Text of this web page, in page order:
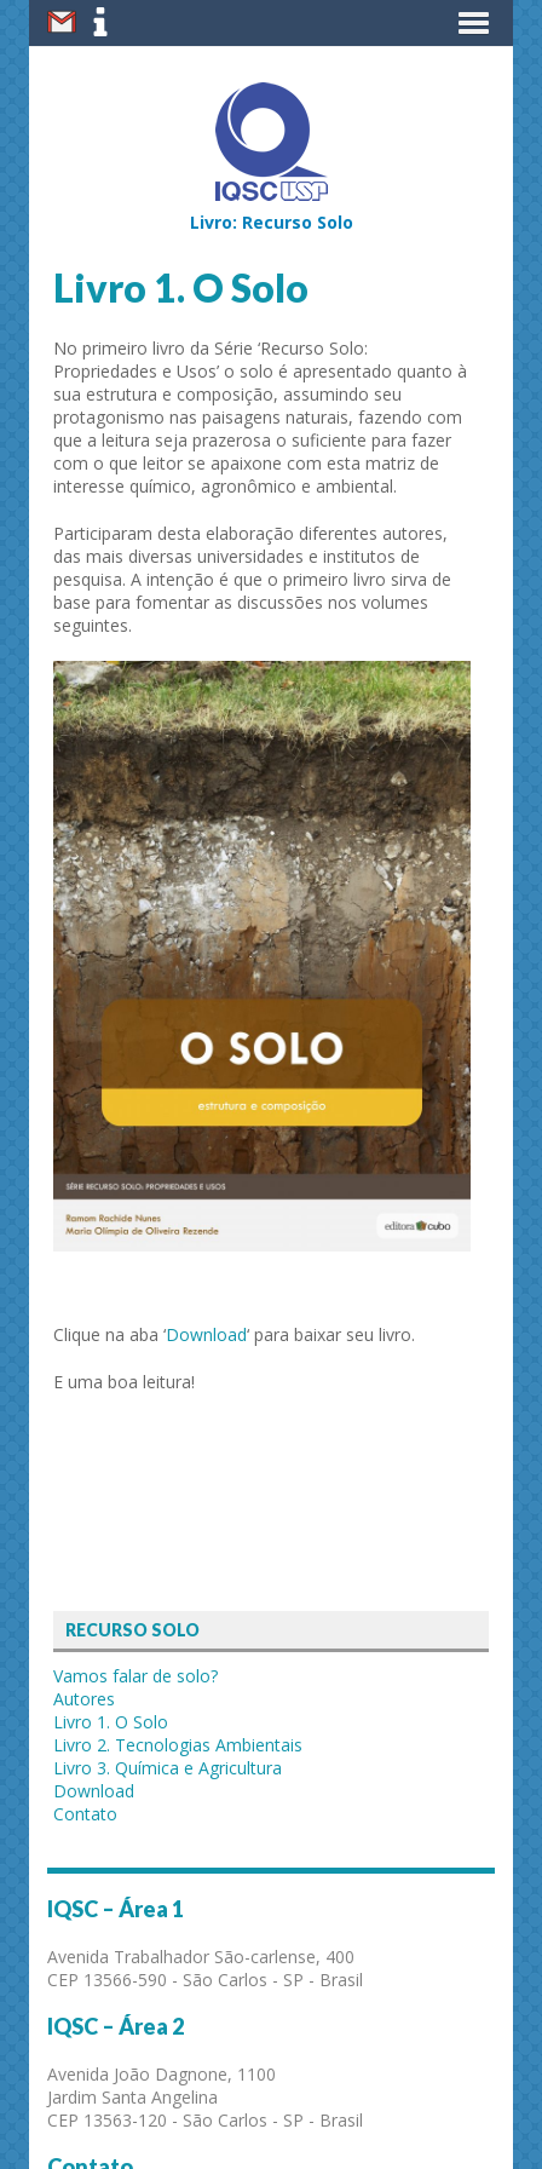
Livro: Recurso Solo
Livro 1. O Solo
No primeiro livro da Série ‘Recurso Solo:
Propriedades e Usos’ o solo é apresentado quanto à
sua estrutura e composição, assumindo seu
protagonismo nas paisagens naturais, fazendo com
que a leitura seja prazerosa o suficiente para fazer
com o que leitor se apaixone com esta matriz de
interesse químico, agronômico e ambiental.
Participaram desta elaboração diferentes autores,
das mais diversas universidades e institutos de
pesquisa. A intenção é que o primeiro livro sirva de
base para fomentar as discussões nos volumes
seguintes.
Clique na aba ‘Download‘ para baixar seu livro.
E uma boa leitura!
RECURSO SOLO
Vamos falar de solo?
Autores
Livro 1. O Solo
Livro 2. Tecnologias Ambientais
Livro 3. Química e Agricultura
Download
Contato
IQSC – Área 1
Avenida Trabalhador São-carlense, 400
CEP 13566-590 - São Carlos - SP - Brasil
IQSC – Área 2
Avenida João Dagnone, 1100
Jardim Santa Angelina
CEP 13563-120 - São Carlos - SP - Brasil